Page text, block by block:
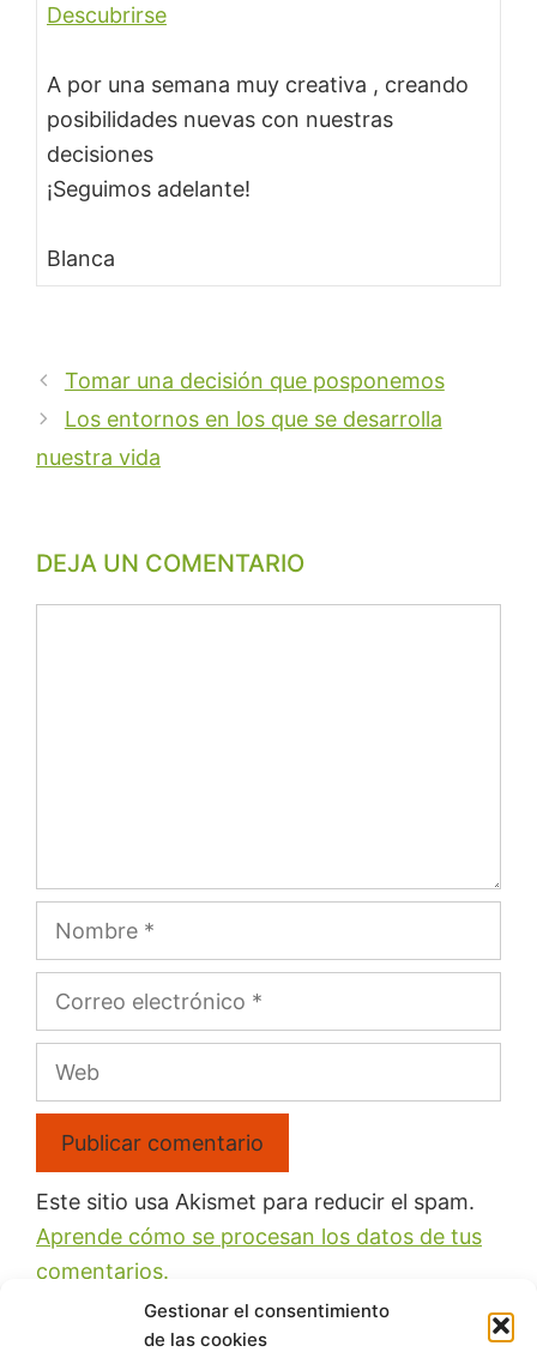
Gestionar el consentimiento
de las cookies
Descubrirse
A por una semana muy creativa , creando
posibilidades nuevas con nuestras
decisiones
¡Seguimos adelante!
Blanca
Tomar una decisión que posponemos
Los entornos en los que se desarrolla
nuestra vida
DEJA UN COMENTARIO
Este sitio usa Akismet para reducir el spam.
Aprende cómo se procesan los datos de tus
comentarios.